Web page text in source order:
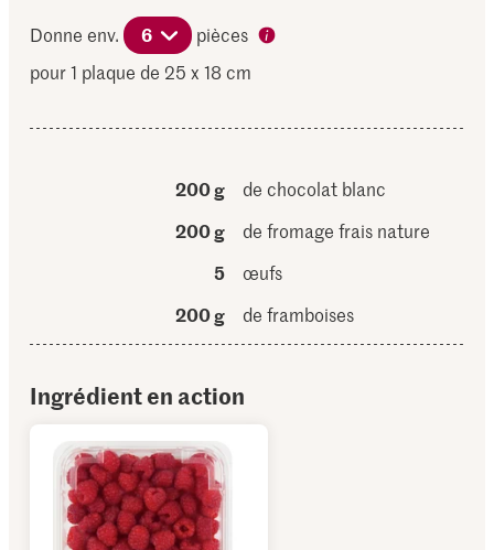
Donne env. 6
pièces
pour 1 plaque de 25 x 18 cm
200 g
de chocolat blanc
200 g
de fromage frais nature
5
œufs
200 g
de framboises
Ingrédient en action